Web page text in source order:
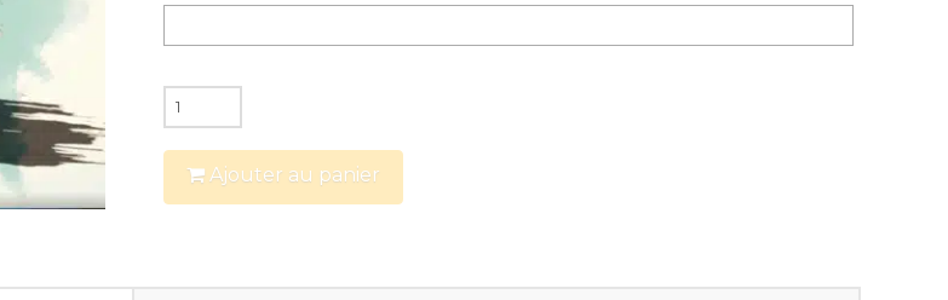
quantité
de
Emissions
Histoire
et
Ajouter au panier